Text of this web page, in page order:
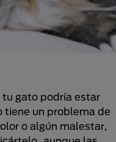
tu gato podría estar
tiene un problema de
o algún malestar,